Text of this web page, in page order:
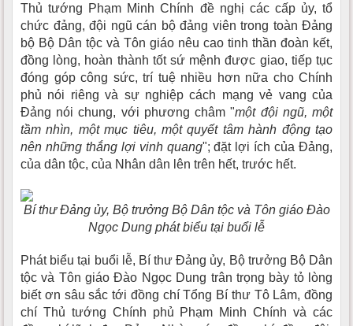
Thủ tướng Phạm Minh Chính đề nghị các cấp ủy, tổ
chức đảng, đội ngũ cán bộ đảng viên trong toàn Đảng
bộ Bộ Dân tộc và Tôn giáo nêu cao tinh thần đoàn kết,
đồng lòng, hoàn thành tốt sứ mệnh được giao, tiếp tục
đóng góp công sức, trí tuệ nhiều hơn nữa cho Chính
phủ nói riêng và sự nghiệp cách mạng vẻ vang của
Đảng nói chung, với phương châm "một đội ngũ, một
tầm nhìn, một mục tiêu, một quyết tâm hành động tạo
nên những thắng lợi vinh quang"; đặt lợi ích của Đảng,
của dân tộc, của Nhân dân lên trên hết, trước hết.
Bí thư Đảng ủy, Bộ trưởng Bộ Dân tộc và Tôn giáo Đào
Ngọc Dung phát biểu tại buổi lễ
Phát biểu tại buổi lễ, Bí thư Đảng ủy, Bộ trưởng Bộ Dân
tộc và Tôn giáo Đào Ngọc Dung trân trọng bày tỏ lòng
biết ơn sâu sắc tới đồng chí Tổng Bí thư Tô Lâm, đồng
chí Thủ tướng Chính phủ Phạm Minh Chính và các